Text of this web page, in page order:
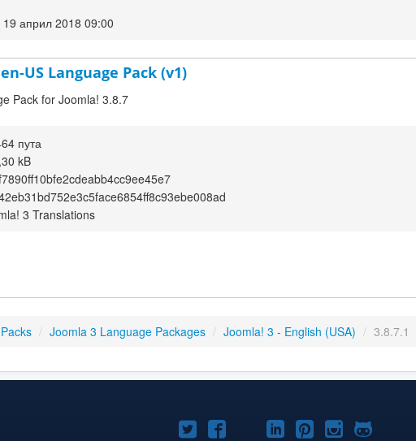
19 април 2018 09:00
US Language Pack (v1)
Pack for Joomla! 3.8.7
пута
kB
3 Translations
/ Joomla 3 Language Packages / Joomla! 3 - English (USA) / 3.8.7.1
Joomla!Joomla!Joomla!
Joomla!Joomla!
Joomla!Joomla!